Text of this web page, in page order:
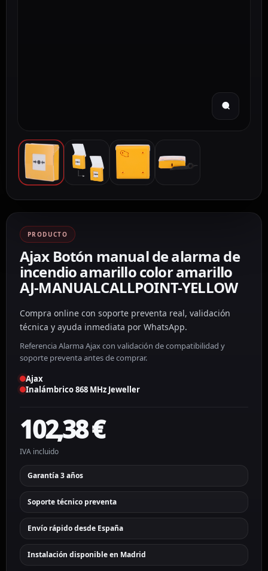
PRODUCTO
Ajax Botón manual de alarma de
incendio amarillo color amarillo
AJ-MANUALCALLPOINT-YELLOW
Compra online con soporte preventa real, validación
técnica y ayuda inmediata por WhatsApp.
Referencia Alarma Ajax con validación de compatibilidad y
soporte preventa antes de comprar.
Ajax
Inalámbrico 868 MHz Jeweller
102,38€
IVA incluido
Garantía 3 años
Soporte técnico preventa
Envío rápido desde España
Instalación disponible en Madrid